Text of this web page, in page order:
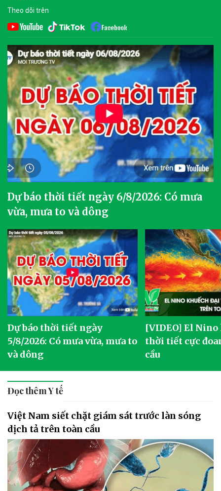
Theo dõi trên
Dự báo thời tiết ngày 6/8/2026: Có mưa
vừa, mưa to và dông
Dự báo thời tiết ngày
5/8/2026: Có mưa vừa, mưa to
và dông
[VIDEO] El
thời tiết cực
cầu
Đọc thêm Y tế
Việt Nam siết chặt giám sát trước làn sóng
dịch tả trên toàn cầu